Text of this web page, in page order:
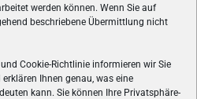
werden können. Wenn Sie auf
beschriebene Übermittlung nicht
Cookie-Richtlinie informieren wir Sie
Ihnen genau, was eine
kann. Sie können Ihre Privatsphäre-
der Welt des e-Sport's.
UNS